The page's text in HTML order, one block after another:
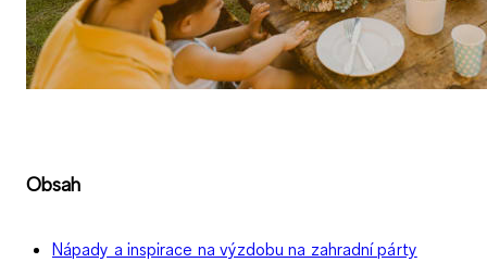
Obsah
Nápady a inspirace na výzdobu na zahradní párty